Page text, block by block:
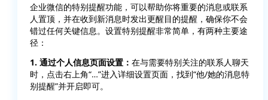
企业微信的特别提醒功能，可以帮助你将重要的消息或联系
人置顶，并在收到新消息时发出更醒目的提醒，确保你不会
错过任何关键信息。设置特别提醒非常简单，有两种主要途
径：
1. 通过个人信息页面设置： 在与需要特别关注的联系人聊天
时，点击右上角“…”进入详细设置页面，找到“他/她的消息特
别提醒”并开启即可。